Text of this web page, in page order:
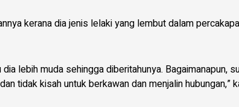
kerana dia jenis lelaki yang lembut dalam
lebih muda sehingga diberitahunya. Bagaimanapun,
tidak kisah untuk berkawan dan menjalin hubungan,”